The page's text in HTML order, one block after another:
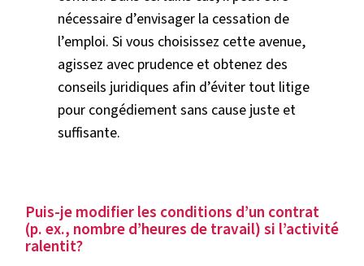
nécessaire d’envisager la cessation de
l’emploi. Si vous choisissez cette avenue,
agissez avec prudence et obtenez des
conseils juridiques afin d’éviter tout litige
pour congédiement sans cause juste et
suffisante.
Puis-je modifier les conditions d’un contrat
(p. ex., nombre d’heures de travail) si l’activité
ralentit?